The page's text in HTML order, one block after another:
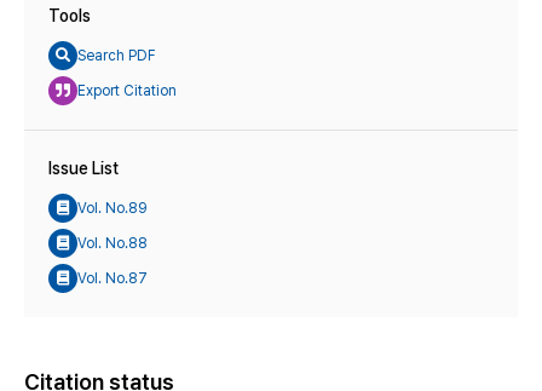
Tools
Search PDF
Export Citation
Issue List
Vol. No.89
Vol. No.88
Vol. No.87
Citation status